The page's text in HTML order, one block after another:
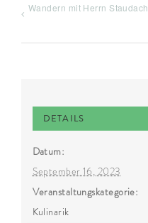
Wandern mit Herrn
DETAILS
Datum:
September 16, 2023
Veranstaltungskategorie:
Kulinarik